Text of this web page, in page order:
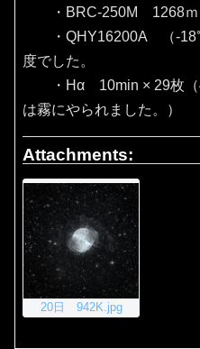
・BRC-250M 1268
・QHY16200A （
度でした。
・Hα 10min × 29枚（
は霧にやられました。）
Attachments:
20日 942K.jpg